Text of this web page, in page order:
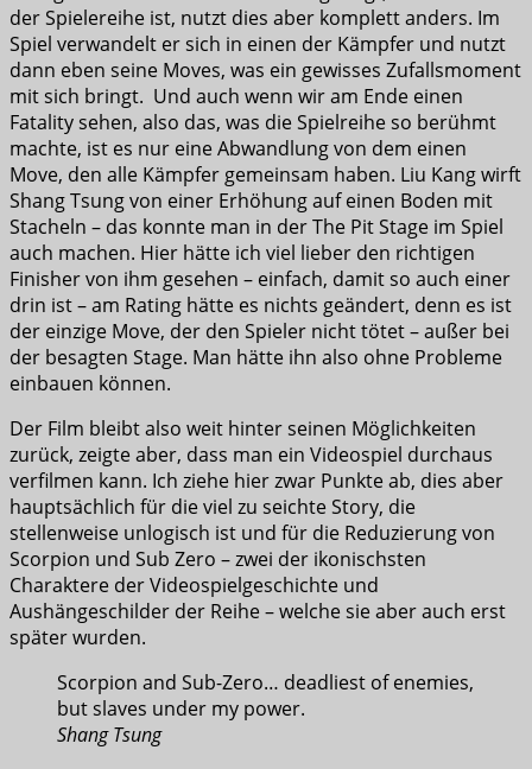
der Spielereihe ist, nutzt dies aber komplett anders. Im
Spiel verwandelt er sich in einen der Kämpfer und nutzt
dann eben seine Moves, was ein gewisses Zufallsmoment
mit sich bringt. Und auch wenn wir am Ende einen
Fatality sehen, also das, was die Spielreihe so berühmt
machte, ist es nur eine Abwandlung von dem einen
Move, den alle Kämpfer gemeinsam haben. Liu Kang wirft
Shang Tsung von einer Erhöhung auf einen Boden mit
Stacheln – das konnte man in der The Pit Stage im Spiel
auch machen. Hier hätte ich viel lieber den richtigen
Finisher von ihm gesehen – einfach, damit so auch einer
drin ist – am Rating hätte es nichts geändert, denn es ist
der einzige Move, der den Spieler nicht tötet – außer bei
der besagten Stage. Man hätte ihn also ohne Probleme
einbauen können.
Der Film bleibt also weit hinter seinen Möglichkeiten
zurück, zeigte aber, dass man ein Videospiel durchaus
verfilmen kann. Ich ziehe hier zwar Punkte ab, dies aber
hauptsächlich für die viel zu seichte Story, die
stellenweise unlogisch ist und für die Reduzierung von
Scorpion und Sub Zero – zwei der ikonischsten
Charaktere der Videospielgeschichte und
Aushängeschilder der Reihe – welche sie aber auch erst
später wurden.
Scorpion and Sub-Zero… deadliest of enemies,
but slaves under my power.
Shang Tsung